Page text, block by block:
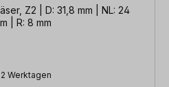
Z2 | D: 31,8 mm | NL: 24
| R: 8 mm
Werktagen